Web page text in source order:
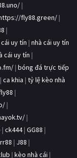
|
fly88.green/ |
|
uy tín | nhà cái uy tín
cái uy tín |
| bóng đá trực tiếp
| ca khia | tỷ lệ kèo nhà
|
|
|
| ck444| GG88 |
rr88 | J88 |
| kèo nhà cái |